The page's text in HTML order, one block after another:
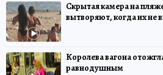
Скрытая камера на
вытворяют, когда их не
Королева вагона
равнодушным